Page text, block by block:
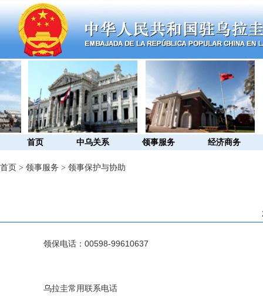
首页 中乌关系 领事服务 经济商务
首页 > 领事服务 > 领事保护与协助
领保电话：00598-99610637
乌拉圭常用联系电话